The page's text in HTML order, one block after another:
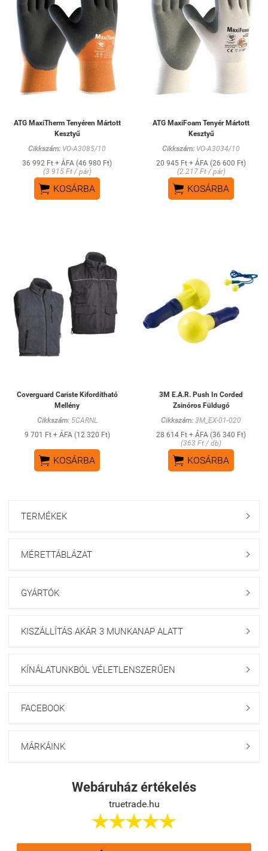
ATG MaxiTherm Tenyéren Mártott
Kesztyű
Cikkszám: VO-A3085/10
36 992 Ft + ÁFA (46 980 Ft)
(3 915 Ft / pár)
 KOSÁRBA
ATG MaxiFoam Tenyér Mártott
Kesztyű
Cikkszám: VO-A3034/10
20 945 Ft + ÁFA (26 600 Ft)
(2 217 Ft / pár)
 KOSÁRBA
Coverguard Cariste Kifordítható
Mellény
Cikkszám:5CARNL
9 701 Ft + ÁFA (12 320 Ft)
 KOSÁRBA
3M E.A.R. Push In Corded
Zsinóros Füldugó
Cikkszám: 3M_EX-01-020
28 614 Ft + ÁFA (36 340 Ft)
(363 Ft / db)
 KOSÁRBA
TERMÉKEK 
MÉRETTÁBLÁZAT 
GYÁRTÓK 
KISZÁLLÍTÁS AKÁR 3 MUNKANAP ALATT 
KÍNÁLATUNKBÓL VÉLETLENSZERŰEN 
FACEBOOK 
MÁRKÁINK 
Webáruház értékelés
truetrade.hu
